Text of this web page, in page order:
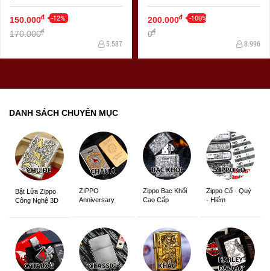
150.000đ -12%
170.000đ
5.587
200.000đ -100%
0đ
8.996
DANH SÁCH CHUYÊN MỤC
Bật Lửa Zippo
Công Nghệ 3D
ZIPPO
Anniversary
Zippo Bạc Khối
Cao Cấp
Zippo Cổ - Quý
- Hiếm